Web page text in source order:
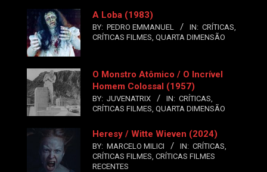
A Loba (1983)
BY: PEDRO EMMANUEL IN: CRÍTICAS,
CRÍTICAS FILMES, QUARTA DIMENSÃO
O Monstro Atômico / O Incrível
Homem Colossal (1957)
BY: JUVENATRIX IN: CRÍTICAS,
CRÍTICAS FILMES, QUARTA DIMENSÃO
Heresy / Witte Wieven (2024)
BY: MARCELO MILICI IN: CRÍTICAS,
CRÍTICAS FILMES, CRÍTICAS FILMES
RECENTES